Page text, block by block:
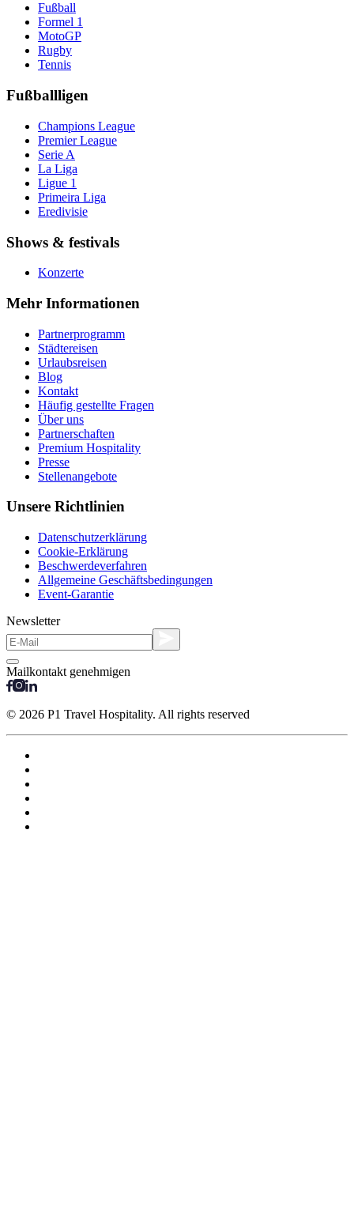
Fußball
Formel 1
MotoGP
Rugby
Tennis
Fußballligen
Champions League
Premier League
Serie A
La Liga
Ligue 1
Primeira Liga
Eredivisie
Shows & festivals
Konzerte
Mehr Informationen
Partnerprogramm
Städtereisen
Urlaubsreisen
Blog
Kontakt
Häufig gestellte Fragen
Über uns
Partnerschaften
Premium Hospitality
Presse
Stellenangebote
Unsere Richtlinien
Datenschutzerklärung
Cookie-Erklärung
Beschwerdeverfahren
Allgemeine Geschäftsbedingungen
Event-Garantie
Newsletter
Mailkontakt genehmigen
© 2026 P1 Travel Hospitality. All rights reserved